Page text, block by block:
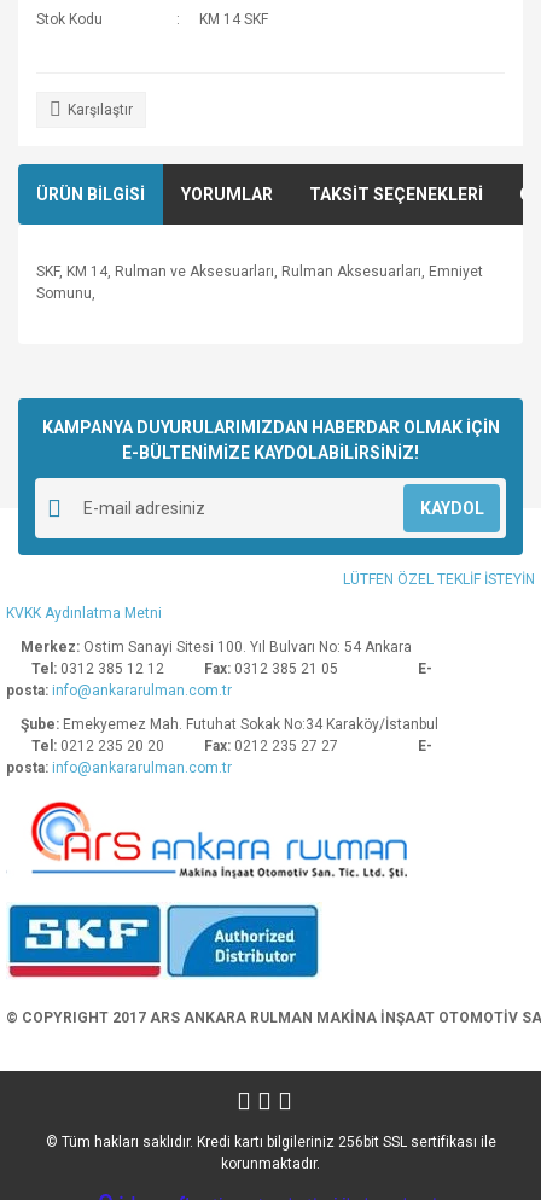
Stok Kodu
KM 14 SKF
Karşılaştır
ÜRÜN BİLGİSİ YORUMLAR TAKSİT SEÇENEKLERİ
SKF, KM 14, Rulman ve Aksesuarları, Rulman Aksesuarları, Emniyet
Somunu,
Yorum Yaz
kullanarak tarafımıza iletebilirsiniz.
Görüş ve önerileriniz için teşekkür ederiz.
Ürün resmi kalitesiz, bozuk veya görüntülenemiyor.
Ürün açıklamasında eksik bilgiler bulunuyor.
Ürün bilgilerinde hatalar bulunuyor.
Ürün fiyatı diğer sitelerden daha pahalı.
Bu ürüne benzer farklı alternatifler olmalı.
KAMPANYA DUYURULARIMIZDAN HABERDAR OLMAK İÇİN
E-BÜLTENİMİZE KAYDOLABİLİRSİNİZ!
KAYDOL
LÜTFEN ÖZEL TEKLİF İSTEYİN
KVKK Aydınlatma Metni
Merkez: Ostim Sanayi Sitesi 100. Yıl Bulvarı No: 54 Ankara
Tel: 0312 385 12 12 Fax: 0312 385 21 05
E-
posta: info@ankararulman.com.tr
Şube: Emekyemez Mah. Futuhat Sokak No:34 Karaköy/İstanbul
Tel: 0212 235 20 20 Fax: 0212 235 27 27
E-
posta: info@ankararulman.com.tr
© COPYRIGHT 2017 ARS ANKARA RULMAN MAKİNA İNŞAAT OTOMOTİV
© Tüm hakları saklıdır. Kredi kartı bilgileriniz 256bit SSL sertifikası ile
korunmaktadır.